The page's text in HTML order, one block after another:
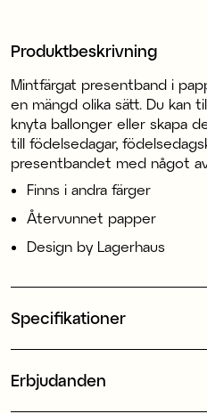
Produktbeskrivning
Mintfärgat presentband i
en mängd olika sätt. Du kan
knyta ballonger eller skapa
till födelsedagar,
presentbandet med något
Finns i andra färger
Återvunnet papper
Design by Lagerhaus
Specifikationer
Erbjudanden